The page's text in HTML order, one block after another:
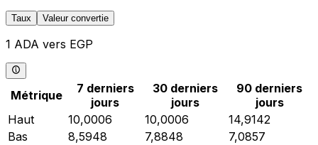
Taux Valeur convertie
1 ADA vers EGP
Métrique
7 derniers
jours
30 derniers
jours
90 derniers
jours
Haut
10,0006 10,0006
14,9142
Bas
8,5948 7,8848
7,0857